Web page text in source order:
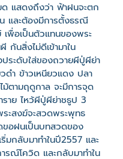
ด แสดงถึงว่า ฟ้าฝนจะตก
และต้องมีการตั้งธรณี
เพื่อเป็นตัวแทนของพระ
นสิ่งไม่ดีเข้ามาใน
ระดับใส่ของถวายผีปู่ผีย่า
วดำ ข้าวเหนียวแดง ปลา
ตามฤดูกาล จะมีการจุด
าย ไหว้ผีปู่ผีย่าชธูป 3
ะสงฆ์จะสวดพระพุทธ
อฝนเป็นบทสวดของ
มกลับมาทำในปี2557 และ
รณ์โควิด และกลับมาทำใน